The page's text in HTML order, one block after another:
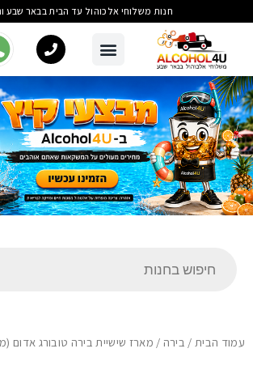
חנות משלוחי אלכוהול עד הבית בבאר שבע
עמוד הבית/ בירה / מארז שישיית בירה טובורג אדום